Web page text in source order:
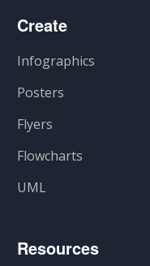
Create
Infographics
Posters
Flyers
Flowcharts
UML
Resources